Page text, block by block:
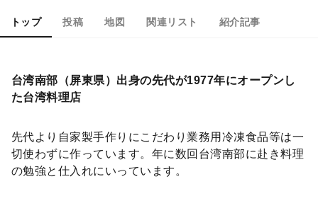
トップ 投稿 地図 関連リスト 紹介記事
台湾南部（屏東県）出身の先代が1977年にオープンし
た台湾料理店
先代より自家製手作りにこだわり業務用冷凍食品等は一
切使わずに作っています。年に数回台湾南部に赴き料理
の勉強と仕入れにいっています。